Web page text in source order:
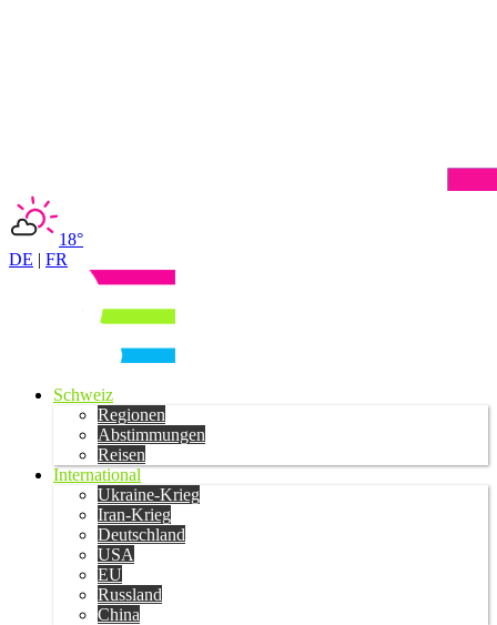
18°
DE | FR
Schweiz
Regionen
Abstimmungen
Reisen
International
Ukraine-Krieg
Iran-Krieg
Deutschland
USA
EU
Russland
China